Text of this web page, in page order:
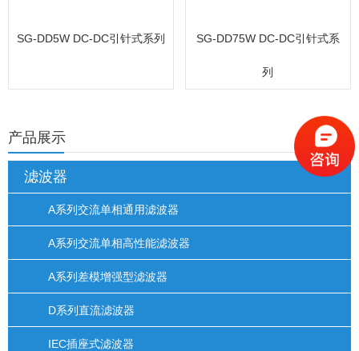
产品展示
滤波器
A系列交流单相通用滤波器
A系列交流单相高性能滤波器
A系列差模增强型滤波器
D系列直流滤波器
IEC插座式滤波器
SG-DD5W DC-DC引针式系列 SG-DD75W DC-DC引针式系
列